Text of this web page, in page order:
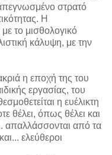
στρατό
Η
το μισθολογικό
κάλυψη, με την
η εποχή της του
εργασίας, του
η ευέλικτη
θέλει, όπως θέλει και
απαλλάσσονται από τα
ελεύθεροι